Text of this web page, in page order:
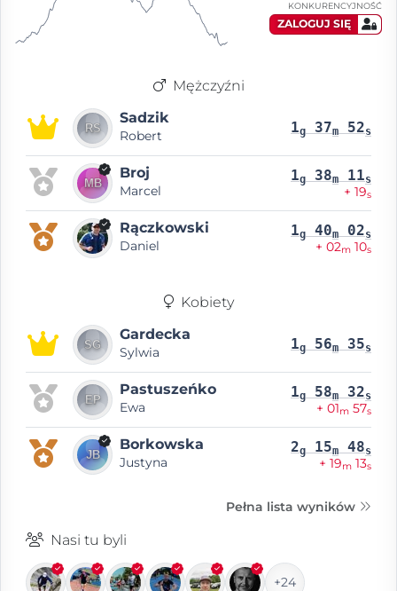
KONKURENCYJNOŚĆ
ZALOGUJ SIĘ
Mężczyźni
Sadzik
Robert 1g 37m 52s
Broj
Marcel
1g 38m 11s
+ 19s
Rączkowski
Daniel
1g 40m 02s
+ 02m 10s
Kobiety
Gardecka
Sylwia 1g 56m 35s
Pastuszeńko
Ewa
1g 58m 32s
+ 01m 57s
Borkowska
Justyna
2g 15m 48s
+ 19m 13s
Pełna lista wyników
Nasi tu byli
+24